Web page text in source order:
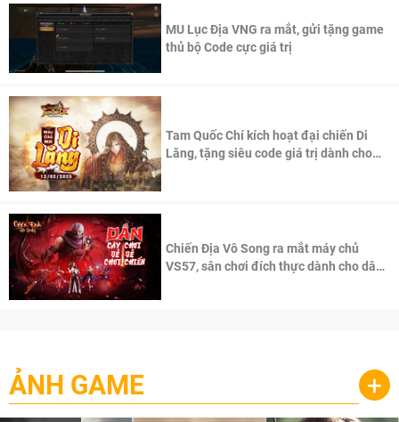
MU Lục Địa VNG ra mắt, gửi tặng game
thủ bộ Code cực giá trị
Tam Quốc Chí kích hoạt đại chiến Di
Lăng, tặng siêu code giá trị dành cho
Chiến Địa Vô Song ra mắt máy chủ
VS57, sân chơi đích thực dành cho dân
ẢNH GAME +